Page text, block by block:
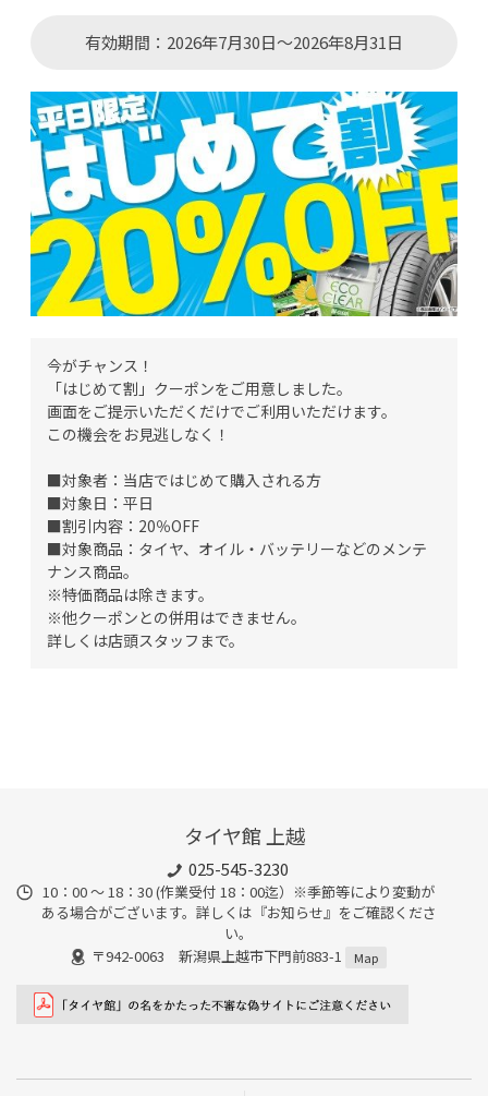
有効期間：2026年7月30日～2026年8月31日
今がチャンス！
「はじめて割」クーポンをご用意しました。
画面をご提示いただくだけでご利用いただけます。
この機会をお見逃しなく！
■対象者：当店ではじめて購入される方
■対象日：平日
■割引内容：20％OFF
■対象商品：タイヤ、オイル・バッテリーなどのメンテ
ナンス商品。
※特価商品は除きます。
※他クーポンとの併用はできません。
詳しくは店頭スタッフまで。
タイヤ館 上越
025-545-3230
10：00 ～ 18：30 (作業受付 18：00迄）※季節等により変動が
ある場合がございます。詳しくは『お知らせ』をご確認くださ
い。
〒942-0063 新潟県上越市下門前883-1
Map